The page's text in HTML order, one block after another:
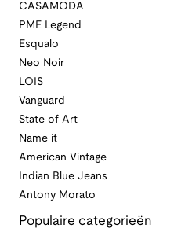
CASAMODA
PME Legend
Esqualo
Neo Noir
LOIS
Vanguard
State of Art
Name it
American Vintage
Indian Blue Jeans
Antony Morato
Populaire categorieën